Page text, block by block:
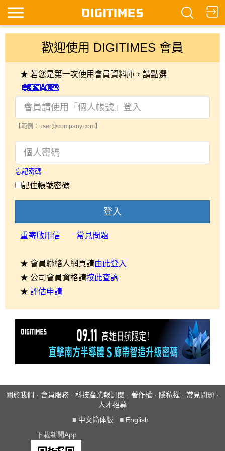
歡迎使用 DIGITIMES 會員
★ 若您是第一次使用會員資料庫，請點選
【範例：user@company.com】
忘記密碼
記住帳號密碼
登入
重寄啟用信 常見問題
★ 會員聯絡人網頁請由此登入
★ 公司會員資格請按此查詢
★ 評估申請
關於我們 · 會員服務 · 科技產業報訂閱 · 著作權 · 隱私權 · 常見問題 ·
人才招募
■ 中文简体版 ■ English
下載新聞App